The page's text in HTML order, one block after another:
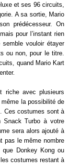
et ses 96 circuits,
A sa sortie, Mario
prédécesseur. On
pour l’instant rien
vouloir étayer
ou non, pour le titre.
quand Mario Kart
riche avec plusieurs
la possibilité de
Ces costumes sont à
Snack Turbo à votre
sera alors ajouté à
pas le même nombre
Donkey Kong ou
costumes restant à